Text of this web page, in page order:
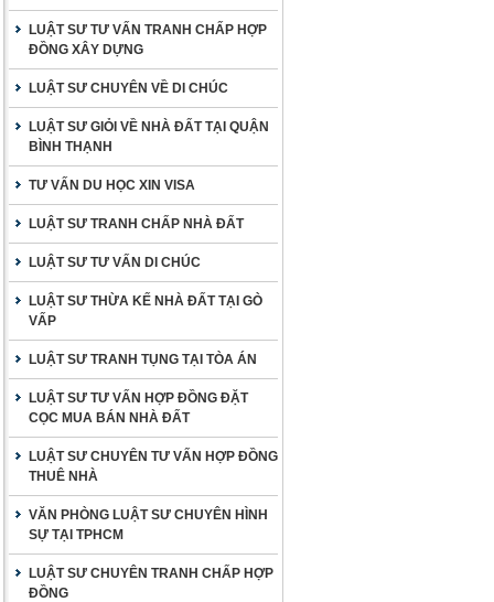
LUẬT SƯ TƯ VẤN TRANH CHẤP HỢP
ĐỒNG XÂY DỰNG
LUẬT SƯ CHUYÊN VỀ DI CHÚC
LUẬT SƯ GIỎI VỀ NHÀ ĐẤT TẠI QUẬN
BÌNH THẠNH
TƯ VẤN DU HỌC XIN VISA
LUẬT SƯ TRANH CHẤP NHÀ ĐẤT
LUẬT SƯ TƯ VẤN DI CHÚC
LUẬT SƯ THỪA KẾ NHÀ ĐẤT TẠI GÒ
VẤP
LUẬT SƯ TRANH TỤNG TẠI TÒA ÁN
LUẬT SƯ TƯ VẤN HỢP ĐỒNG ĐẶT
CỌC MUA BÁN NHÀ ĐẤT
LUẬT SƯ CHUYÊN TƯ VẤN HỢP ĐỒNG
THUÊ NHÀ
VĂN PHÒNG LUẬT SƯ CHUYÊN HÌNH
SỰ TẠI TPHCM
LUẬT SƯ CHUYÊN TRANH CHẤP HỢP
ĐỒNG